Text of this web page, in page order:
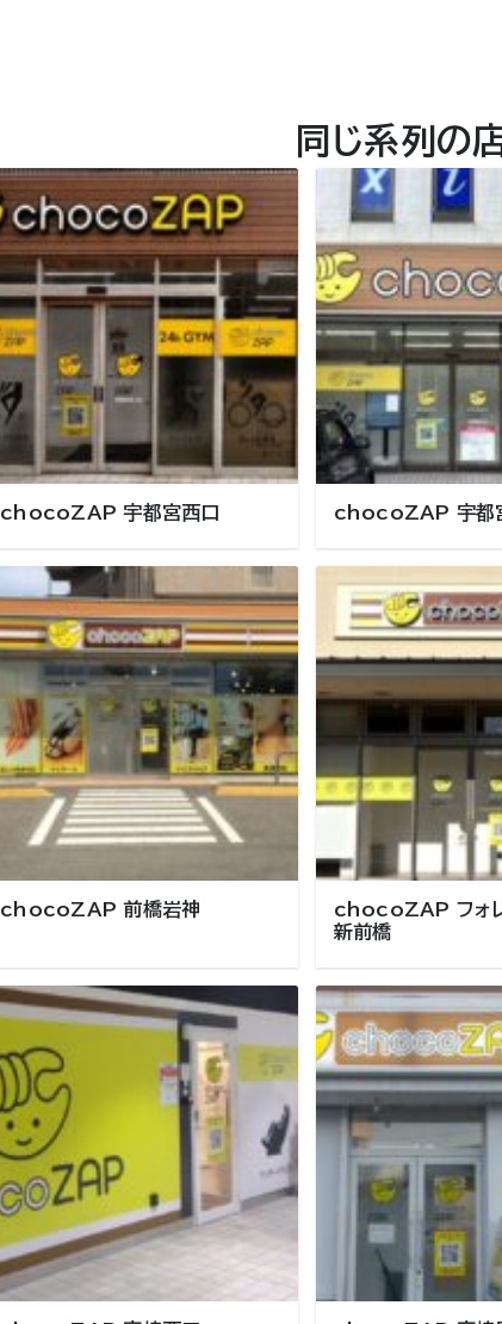
同じ系列の
chocoZAP 宇都宮西口 chocoZAP 宇都
chocoZAP 前橋岩神
chocoZAP フォレ
新前橋